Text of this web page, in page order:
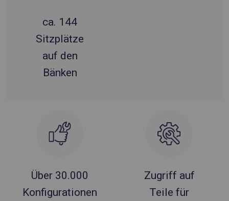
ca. 144
Sitzplätze
auf den
Bänken
Über 30.000
Konfigurationen
Zugriff auf
Teile für